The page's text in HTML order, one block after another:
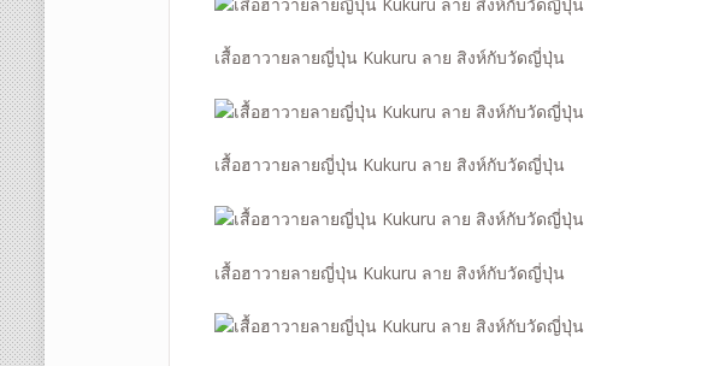
เสื้อฮาวายลายญี่ปุ่น Kukuru ลาย สิงห์กับวัดญี่ปุ่น
เสื้อฮาวายลายญี่ปุ่น Kukuru ลาย สิงห์กับวัดญี่ปุ่น
เสื้อฮาวายลายญี่ปุ่น Kukuru ลาย สิงห์กับวัดญี่ปุ่น